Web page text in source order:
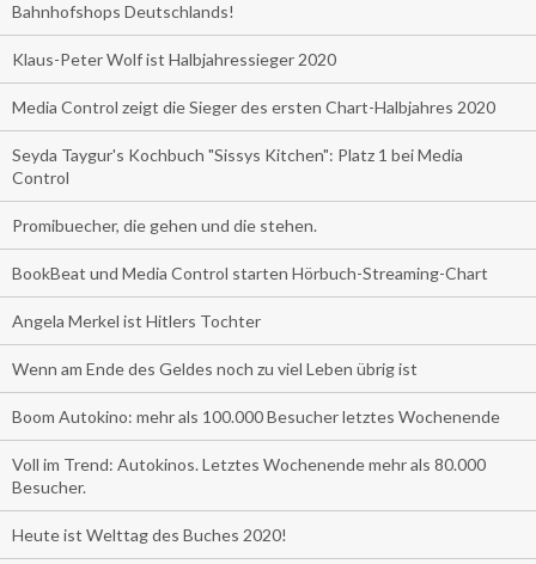
Bahnhofshops Deutschlands!
Klaus-Peter Wolf ist Halbjahressieger 2020
Media Control zeigt die Sieger des ersten Chart-Halbjahres 2020
Seyda Taygur's Kochbuch "Sissys Kitchen": Platz 1 bei Media
Control
Promibuecher, die gehen und die stehen.
BookBeat und Media Control starten Hörbuch-Streaming-Chart
Angela Merkel ist Hitlers Tochter
Wenn am Ende des Geldes noch zu viel Leben übrig ist
Boom Autokino: mehr als 100.000 Besucher letztes Wochenende
Voll im Trend: Autokinos. Letztes Wochenende mehr als 80.000
Besucher.
Heute ist Welttag des Buches 2020!